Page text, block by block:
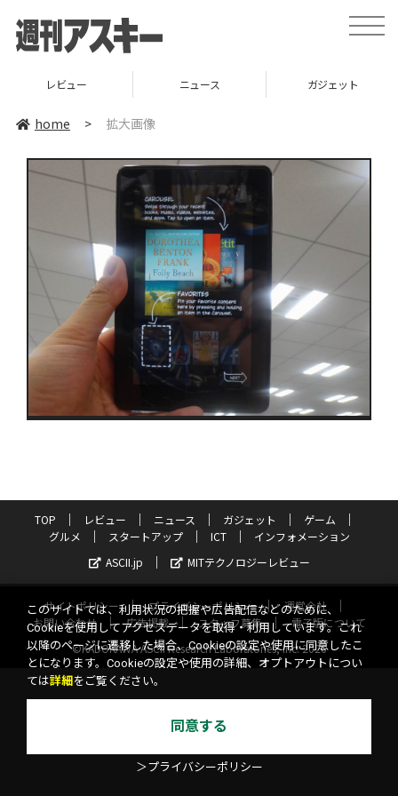
toggle
レビュー ニュース ガジェット
home > 拡大画像
TOP レビュー ニュース ガジェット
ゲーム
グルメ
スタートアップ ICT
インフォメーション
ASCII.jp
MITテクノロジーレビュー
サイトポリシー プライバシーポリシー
運営会社
お問い合わせ
広告掲載 スタッフ募集
電子版について
©KADOKAWA ASCII Research Laboratories, Inc. 2026
このサイトでは、利用状況の把握や広告配信などのために、
Cookieを使用してアクセスデータを取得・利用しています。これ
以降のページに遷移した場合、Cookieの設定や使用に同意したこ
とになります。Cookieの設定や使用の詳細、オプトアウトについ
ては詳細 をご覧ください。
同意する
＞プライバシーポリシー